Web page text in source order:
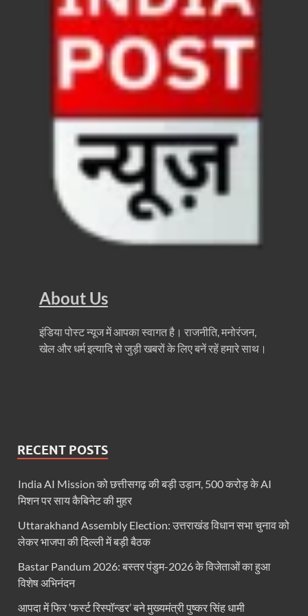
Chronic Kidney Disease: क्रोनिक किडनी डिजीज
Bihar NDA MP: बिहार एनडीए सांसदों ने बीजेपी राष्ट्रीय
VB G Ram G Bill: बिल फाड़ना लोकतंत्र की हत्या –
Former DGP Prashant Kumar: उत्तर प्रदेश शिक्षा
Indian Railway New Policy: ट्रेन में भी एयरपोर्ट जैसा
Soil To Silk Exhibition: सॉइल टू सिल्क’ की अनूठी
GST Sudhar Book: सामाजिक न्याय, आर्थिक समानता और
UP BJP State President: पंकज चौधरी बने उत्तर प्रदेश
4 Years Achievements Of Uttarakhand
Mutul Fund SIP: सिर्फ 2000 महीने जमा करके कैसे बन
Vande Matram In Parilament: वंदे मातरम पर संसद में
Manas Khand Mala Yojana: मुख्यमंत्री धामी ने किया
Bastar Mobile Network: बस्तर के कोंडापल्ली में पहली
About Us
इंडिया पोस्ट न्यूज में आपका स्वागत है। राजनीति, मनोरंजन,
खेल और धर्म इत्यादि से जुड़ी खबरों के लिए बनें रहें हमारे साथ।
RECENT POSTS
India AI Mission को छत्तीसगढ़ की बड़ी उड़ान, 500 करोड़ के AI
मिशन पर साय कैबिनेट की मुहर
Uttarakhand Assembly Election: उत्तराखंड विधान सभा चुनाव को
लेकर भाजपा की दिल्ली में बड़ी बैठक
Bastar Pandum 2026: बस्तर पंडुम-2026 के विजेताओं का हुआ
विशेष अभिनंदन
आपदा में फिर ‘फर्स्ट रिस्पॉन्डर’ बने मुख्यमंत्री पुष्कर सिंह धामी